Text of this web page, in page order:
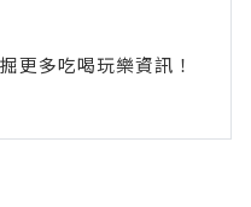
更多吃喝玩樂資訊！